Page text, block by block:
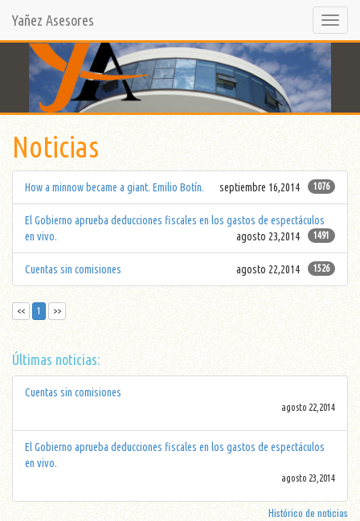
opción
Yañez Asesores
Noticias
How a minnow became a giant. Emilio Botín. 1076
septiembre 16,2014
El Gobierno aprueba deducciones fiscales en los gastos de espectáculos
en vivo.
1491
agosto 23,2014
Cuentas sin comisiones 1526
agosto 22,2014
<< 1 >>
Últimas noticias:
Cuentas sin comisiones
agosto 22,2014
El Gobierno aprueba deducciones fiscales en los gastos de espectáculos
en vivo.
agosto 23,2014
Histórico de noticias